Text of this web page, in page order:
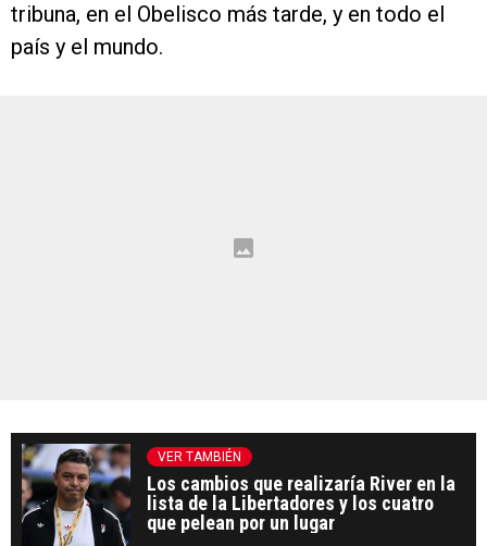
tribuna, en el Obelisco más tarde, y en todo el
país y el mundo.
VER TAMBIÉN
Los cambios que realizaría River en la
lista de la Libertadores y los cuatro
que pelean por un lugar